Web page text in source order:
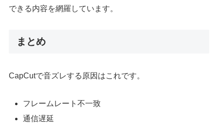
できる内容を網羅しています。
まとめ
CapCutで音ズレする原因はこれです。
フレームレート不一致
通信遅延